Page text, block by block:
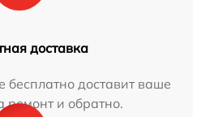
доставка
доставит ваше
ремонт и обратно.